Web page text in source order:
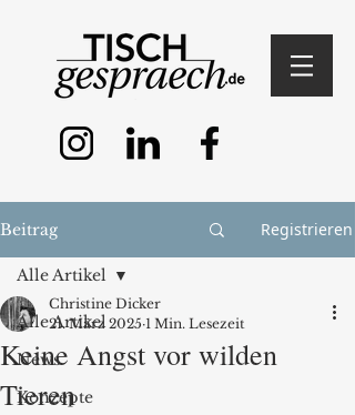
Beitrag Registrieren
Alle Artikel
News
Konzepte
Alle Artikel
Keine Angst vor wilden
Tieren
Christine Dicker
21. März 2025 1 Min. Lesezeit